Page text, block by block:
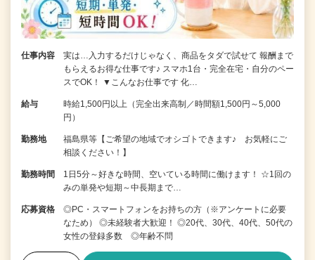
仕事内容
実は…入力するだけじゃなく、商品をタダで試せて 報酬まで
もらえるお得な仕事です♪ スマホ1台・完全在宅・自分のペー
スでOK！ ▼こんなお仕事です 化…
給与
時給1,500円以上（完全出来高制／時間額1,500円～5,000
円）
勤務地
福島県等【ご希望の地域でオシゴトできます♪ お気軽にご
相談ください！】
勤務時間
1日5分～好きな時間、空いている時間に働けます！ ☆1回の
みの単発や短期～中長期まで…
応募資格
◎PC・スマートフォンをお持ちの方（※アンケートに必要
なため） ◎未経験者大歓迎！ ◎20代、30代、40代、50代の
女性の登録多数 ◎年齢不問